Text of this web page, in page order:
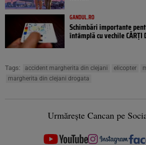
GANDUL.RO
Schimbări importante
întâmplă cu vechile CĂRȚI
Tags: accident margherita din clejani elicopter
margherita din clejani drogata
Urmărește Cancan pe